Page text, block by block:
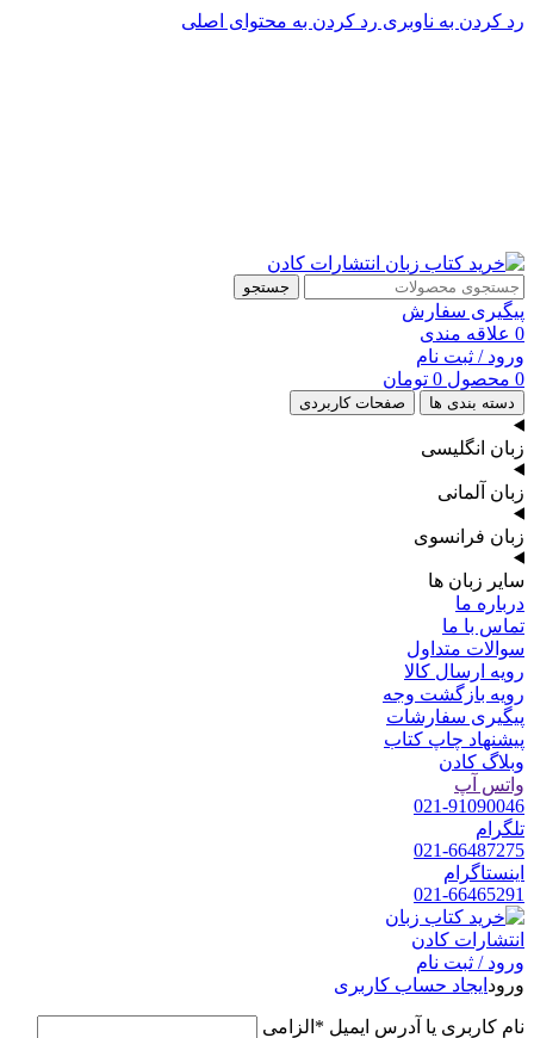
رد کردن به ناوبری رد کردن به محتوای اصلی
جستجو
پیگیری سفارش
0 علاقه مندی
ورود / ثبت نام
0 محصول 0 تومان
دسته بندی ها صفحات کاربردی
زبان انگلیسی
زبان آلمانی
زبان فرانسوی
سایر زبان ها
درباره ما
تماس با ما
سوالات متداول
رویه ارسال کالا
رویه بازگشت وجه
پیگیری سفارشات
پیشنهاد چاپ کتاب
وبلاگ کادن
واتس آپ
021-91090046
تلگرام
021-66487275
اینستاگرام
021-66465291
ورود / ثبت نام
ورود ایجاد حساب کاربری
نام کاربری یا آدرس ایمیل * الزامی